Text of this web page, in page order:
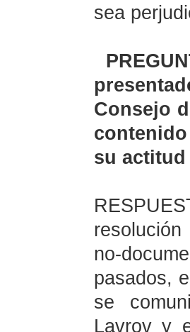
sea
Consejo
su actitud
no-
pasados,
se
Lavrov y